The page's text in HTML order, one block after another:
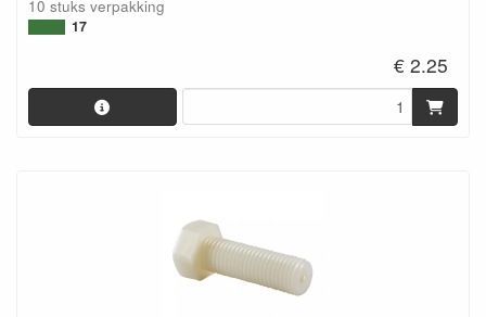
10 stuks verpakking
17
€ 2.25